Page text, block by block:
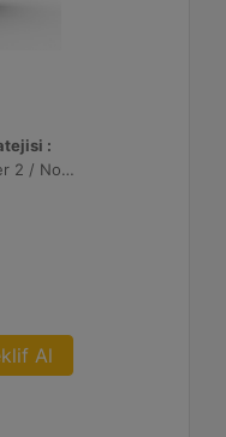
:
U.S. EPA Large S.I. Tier 2 / Non-Road Mobile Sertifikalı
Al